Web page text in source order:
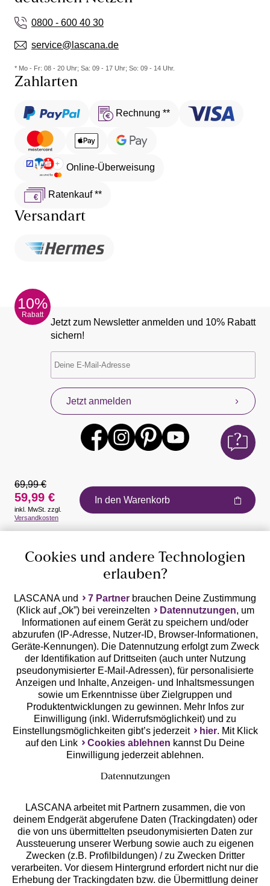
0800 - 600 40 30
service@lascana.de
* Mo - Fr: 08 - 20 Uhr; Sa: 09 - 17 Uhr; So: 09 - 14 Uhr.
Zahlarten
Rechnung **
Online-Überweisung
Ratenkauf **
Versandart
10%
Rabatt
Jetzt zum Newsletter anmelden und 10% Rabatt
sichern!
Jetzt anmelden
Auszeichnungen
Geprüfte Sicherheit
Unsere Apps
Services
Beratung
69,99 €
59,99 €
inkl. MwSt. zzgl.
Versandkosten
In den Warenkorb
Cookies und andere Technologien
erlauben?
LASCANA und 7 Partner brauchen Deine Zustimmung
(Klick auf „Ok”) bei vereinzelten
Datennutzungen, um
Informationen auf einem Gerät zu speichern und/oder
abzurufen (IP-Adresse, Nutzer-ID, Browser-Informationen,
Geräte-Kennungen). Die Datennutzung erfolgt zum Zweck
der Identifikation auf Drittseiten (auch unter Nutzung
pseudonymisierter E-Mail-Adressen), für personalisierte
Anzeigen und Inhalte, Anzeigen- und Inhaltsmessungen
sowie um Erkenntnisse über Zielgruppen und
Produktentwicklungen zu gewinnen. Mehr Infos zur
Einwilligung (inkl. Widerrufsmöglichkeit) und zu
Einstellungsmöglichkeiten gibt’s jederzeit
hier. Mit Klick
auf den Link
Cookies ablehnen kannst Du Deine
Einwilligung jederzeit ablehnen.
Datennutzungen
LASCANA arbeitet mit Partnern zusammen, die von
deinem Endgerät abgerufene Daten (Trackingdaten) oder
die von uns übermittelten pseudonymisierten Daten zur
Aussteuerung unserer Werbung sowie auch zu eigenen
Zwecken (z.B. Profilbildungen) / zu Zwecken Dritter
verarbeiten. Vor diesem Hintergrund erfordert nicht nur die
Erhebung der Trackingdaten bzw. die Übermittlung deiner